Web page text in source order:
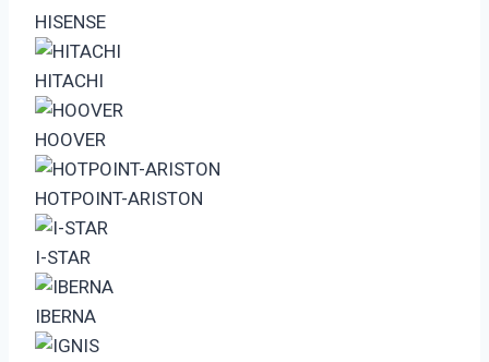
HISENSE
HITACHI
HOOVER
HOTPOINT-ARISTON
I-STAR
IBERNA